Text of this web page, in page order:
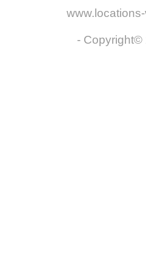
- Copyright©